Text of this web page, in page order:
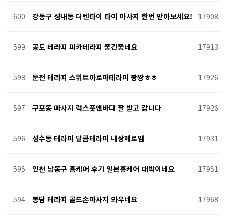
600 강동구 성내동 더벤타이 타이 마사지 한번 받아보세요! 17908
599 공도 테라피 피카테라피 좋긴좋네요 17913
598 둔전 테라피 스위트아로마테라피 짱짱ㅎㅎ 17926
597 구포동 마사지 럭스풋앤바디 잘 받고 갑니다 17926
596 성수동 테라피 달콤테라피 내상제로임 17931
595 인천 남동구 홈케어 후기 일본홈케어 대박이네요 17951
594 봉담 테라피 골드손마사지 와우네요 17968